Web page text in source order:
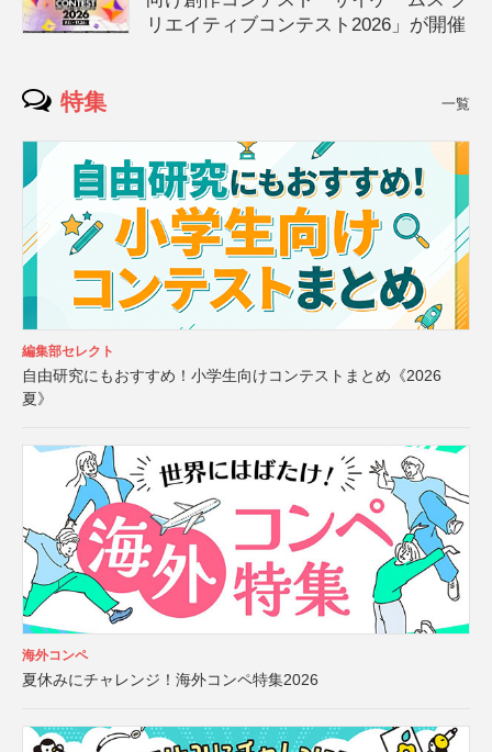
リエイティブコンテスト2026」が開催
特集 一覧
編集部セレクト
自由研究にもおすすめ！小学生向けコンテストまとめ《2026
夏》
海外コンペ
夏休みにチャレンジ！海外コンペ特集2026